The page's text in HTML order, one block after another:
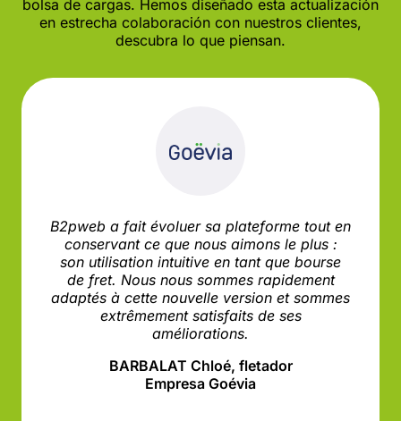
bolsa de cargas. Hemos diseñado esta actualización
en estrecha colaboración con nuestros clientes,
descubra lo que piensan.
B2pweb a fait évoluer sa plateforme tout en
conservant ce que nous aimons le plus :
son utilisation intuitive en tant que bourse
de fret. Nous nous sommes rapidement
adaptés à cette nouvelle version et sommes
extrêmement satisfaits de ses
améliorations.
BARBALAT Chloé, fletador
Empresa Goévia